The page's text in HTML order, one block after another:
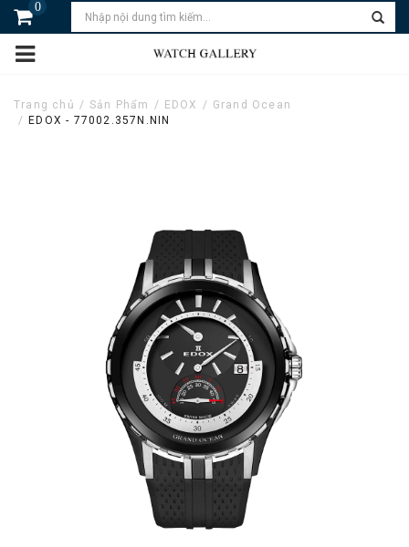
0
Trang chủ Sản Phẩm EDOX
Grand Ocean
EDOX - 77002.357N.NIN